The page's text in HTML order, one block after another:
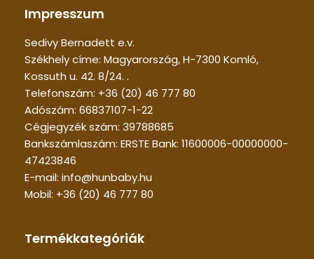
Impresszum
Sedivy Bernadett e.v.
Székhely címe: Magyarország, H-7300 Komló,
Kossuth u. 42. 8/24. .
Telefonszám: +36 (20) 46 777 80
Adószám: 66837107-1-22
Cégjegyzék szám: 39788685
Bankszámlaszám: ERSTE Bank: 11600006-00000000-
47423846
E-mail: info@hunbaby.hu
Mobil: +36 (20) 46 777 80
Termékkategóriák